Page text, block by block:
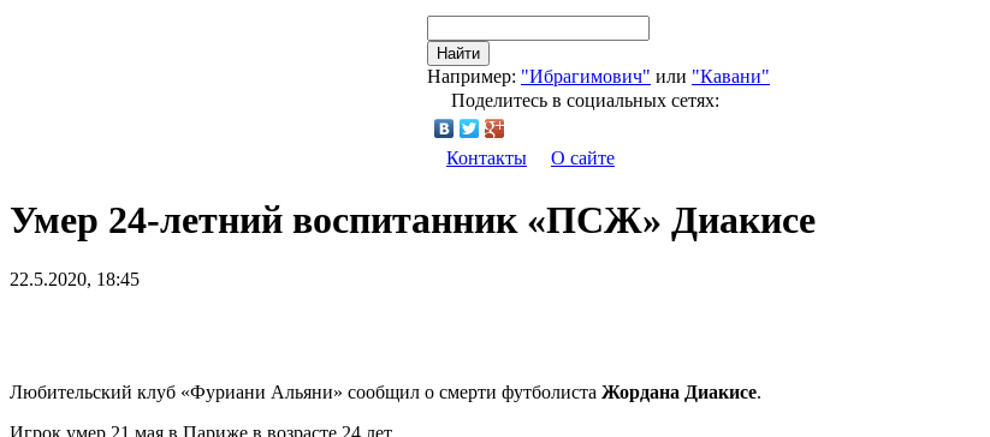
Найти
Например: "Ибрагимович" или "Кавани"
Поделитесь в социальных сетях:
Контакты О сайте
Умер 24-летний воспитанник «ПСЖ» Диакисе
22.5.2020, 18:45
Любительский клуб «Фуриани Альяни» сообщил о смерти футболиста Жордана Диакисе.
Игрок умер 21 мая в Париже в возрасте 24 лет.